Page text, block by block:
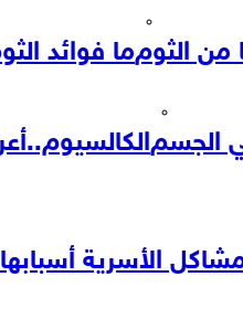
من الثومما فوائد
الجسم
الأسرية